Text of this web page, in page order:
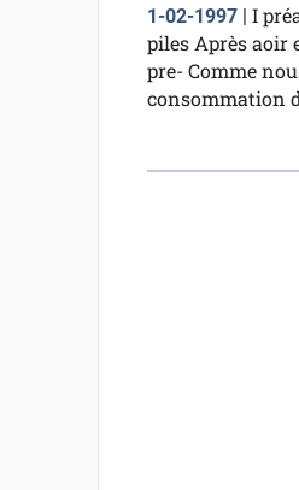
1-02-1997| I
piles Après aoir
pre- Comme
consommation